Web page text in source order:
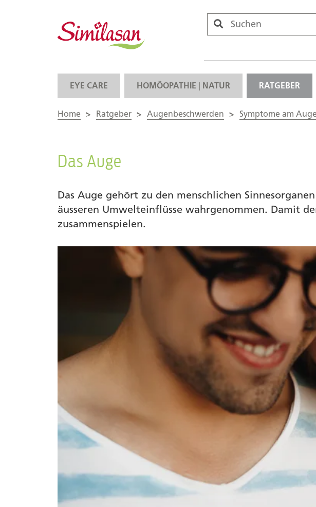
EYE CARE HOMÖOPATHIE | NATUR RATGEBER
Home > Ratgeber > Augenbeschwerden > Symptome am Auge
Das Auge
Das Auge gehört zu den menschlichen
äusseren Umwelteinflüsse wahrgenommen. Damit
zusammenspielen.